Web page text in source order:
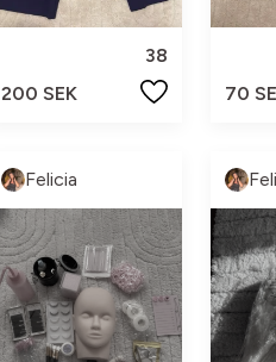
38
200 SEK
70
Felicia